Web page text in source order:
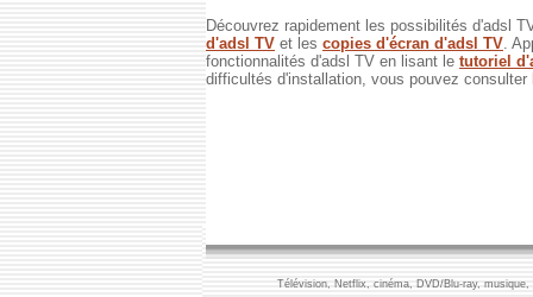
Découvrez rapidement les possibilités d'adsl
d'adsl TV et les copies d'écran d'adsl TV .
fonctionnalités d'adsl TV en lisant le tutoriel
difficultés d'installation, vous pouvez
Télévision, Netflix, cinéma, DVD/Blu-ray,